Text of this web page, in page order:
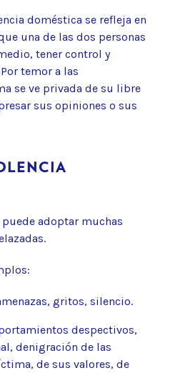
doméstica se refleja en
una de las dos personas
tener control y
temor a las
se ve privada de su libre
sus opiniones o sus
adoptar muchas
gritos, silencio.
despectivos,
denigración de las
de sus valores, de